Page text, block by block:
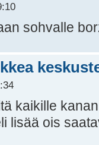
sohvalle
kaikille
lisää ois